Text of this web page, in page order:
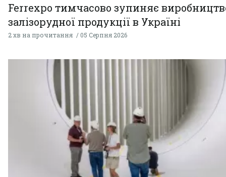
Ferrexpo тимчасово зупиняє
залізорудної продукції в Україні
2 хв на прочитання 05 Серпня 2026